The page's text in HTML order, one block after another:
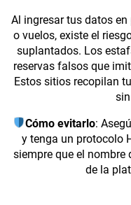
Al ingresar tus datos
o vuelos, existe el
suplantados. Los
reservas falsos que
Estos sitios recopilan
Cómo evitarlo:
y tenga un protocolo
siempre que el
de la